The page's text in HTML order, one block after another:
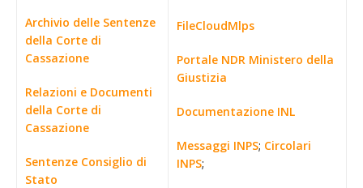
Archivio delle Sentenze
della Corte di
Cassazione
Relazioni e Documenti
della Corte di
Cassazione
Sentenze Consiglio di
Stato
FileCloudMlps
Portale NDR Ministero della
Giustizia
Documentazione INL
Messaggi INPS; Circolari
INPS;